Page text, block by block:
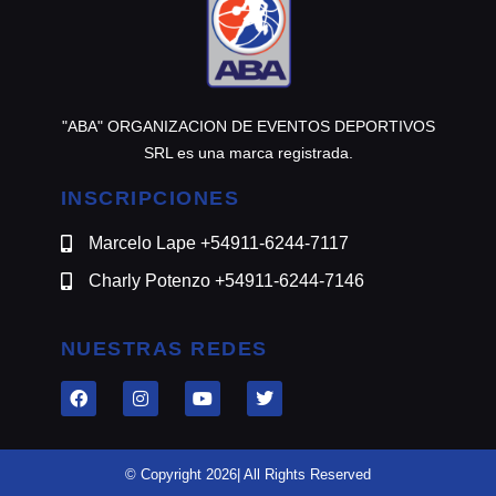
"ABA" ORGANIZACION DE EVENTOS DEPORTIVOS
SRL es una marca registrada.
INSCRIPCIONES
Marcelo Lape +54911-6244-7117
Charly Potenzo +54911-6244-7146
NUESTRAS REDES
© Copyright 2026| All Rights Reserved